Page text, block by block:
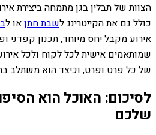
הצוות של תבלין בגן מתמחה ביצירת
כולל גם את הקייטרינג לשבת חתןאו ל
אירוע מקבל יחס מיוחד, תכנון קפדני
שמותאמים אישית לכל לקוח ולכל
של כל פרט ופרט, וכיצד הוא משתלב
לסיכום: האוכל הוא
שלכם